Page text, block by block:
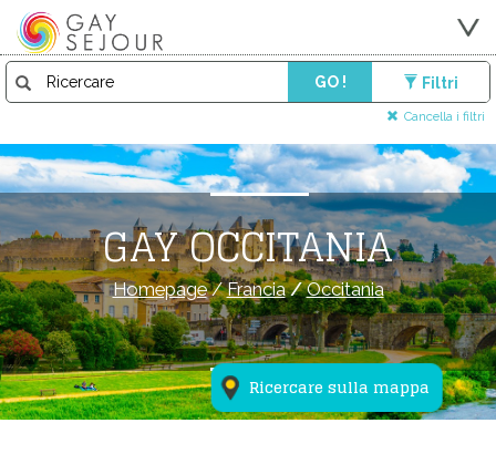
GO ! Filtri
Cancella i filtri
Ricercare sulla mappa
GAY OCCITANIA
Homepage/Francia/Occitania